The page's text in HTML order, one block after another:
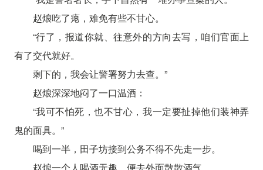
赵烺吃了瘪，难免有些不甘心。
“行了，报道你就、往意外的方向去写，咱们官面上
有了交代就好。
剩下的，我会让警署努力去查。”
赵烺深深地闷了一口温酒：
“我可不怕死，也不甘心，我一定要扯掉他们装神弄
鬼的面具。”
喝到一半，田子坊接到公务不得不先走一步。
赵烺一个人喝酒无趣，便去外面散散酒气。